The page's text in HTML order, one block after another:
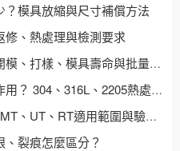
模具放縮與尺寸補償方法
、熱處理與檢測要求
精密鑄造模具費用怎麼算？開模、打樣、模具壽命與批量成本
不銹鋼鑄件固溶處理有什麼作用？ 304、316L、2205熱處理區別
鑄件無損檢測怎麼選？ PT、MT、UT、RT適用範圍與驗收要求
裂痕怎麼區分？